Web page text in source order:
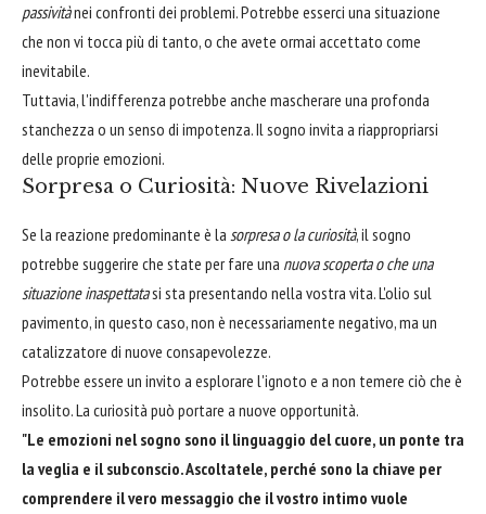
passivitànei confronti dei problemi. Potrebbe esserci una situazione
che non vi tocca più di tanto, o che avete ormai accettato come
inevitabile.
Tuttavia, l'indifferenza potrebbe anche mascherare una profonda
stanchezza o un senso di impotenza. Il sogno invita a riappropriarsi
delle proprie emozioni.
Sorpresa o Curiosità: Nuove Rivelazioni
Se la reazione predominante è la sorpresa o la curiosità, il sogno
potrebbe suggerire che state per fare una nuova scoperta o che una
situazione inaspettatasi sta presentando nella vostra vita. L'olio sul
pavimento, in questo caso, non è necessariamente negativo, ma un
catalizzatore di nuove consapevolezze.
Potrebbe essere un invito a esplorare l'ignoto e a non temere ciò che è
insolito. La curiosità può portare a nuove opportunità.
"Le emozioni nel sogno sono il linguaggio del cuore, un ponte tra
la veglia e il subconscio. Ascoltatele, perché sono la chiave per
comprendere il vero messaggio che il vostro intimo vuole